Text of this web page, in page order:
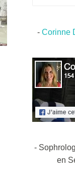
- Corinne
-
en